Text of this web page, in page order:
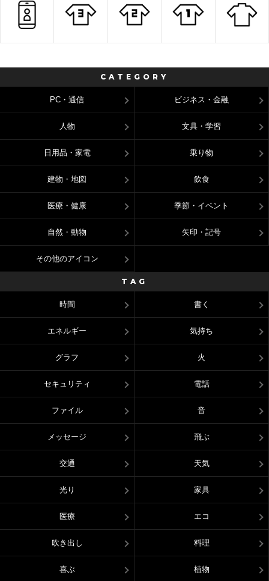
CATEGORY
PC・通信 ビジネス・金融
人物 文具・学習
日用品・家電 乗り物
建物・地図 飲食
医療・健康 季節・イベント
自然・動物 矢印・記号
その他のアイコン
TAG
時間 書く
エネルギー 気持ち
グラフ 火
セキュリティ 電話
ファイル 音
メッセージ 飛ぶ
交通 天気
光り 家具
医療 エコ
吹き出し 料理
喜ぶ 植物